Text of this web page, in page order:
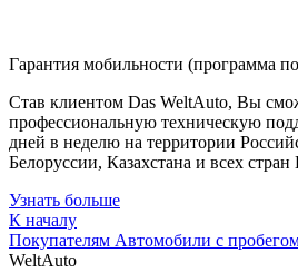
Гарантия мобильности (программа
Став клиентом Das WeltAuto, Вы
профессиональную техническую
дней в неделю на территории
Белоруссии, Казахстана и всех стран
Узнать больше
К началу
Покупателям Автомобили с
WeltAuto